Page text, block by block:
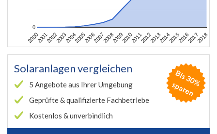
2000200120022003200420052006200720082009201020112012201320142015201620172018
0
Solaranlagen vergleichen
5 Angebote aus Ihrer Umgebung
Geprüfte & qualifizierte Fachbetriebe
Kostenlos & unverbindlich
B
is
3
0
%
s
p
a
r
e
n